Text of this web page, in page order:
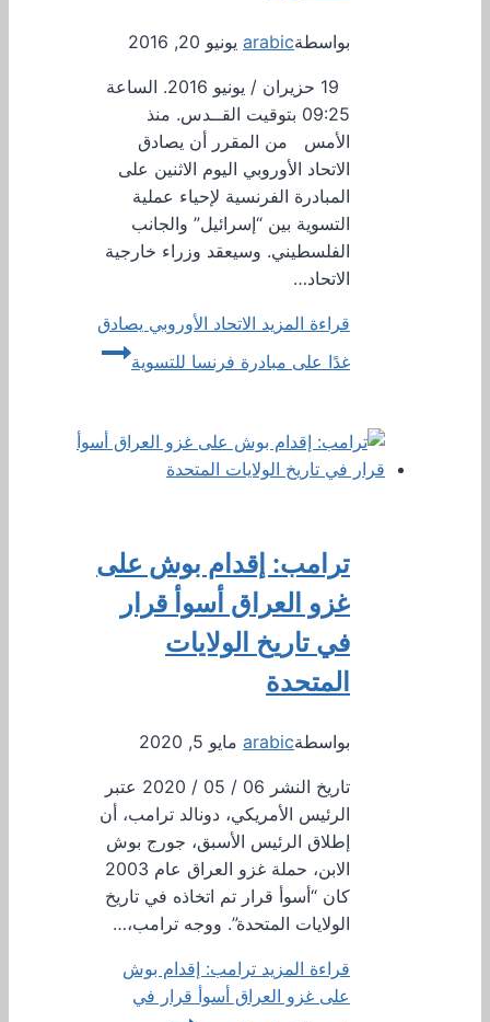
بواسطةarabic يونيو 20, 2016
19 حزيران / يونيو 2016. الساعة
09:25 بتوقيت القــدس. منذ
الأمس من المقرر أن يصادق
الاتحاد الأوروبي اليوم الاثنين على
المبادرة الفرنسية لإحياء عملية
التسوية بين “إسرائيل” والجانب
الفلسطيني. وسيعقد وزراء خارجية
الاتحاد…
قراءة المزيد الاتحاد الأوروبي يصادق
غدًا على مبادرة فرنسا للتسوية
ترامب: إقدام بوش على
غزو العراق أسوأ قرار
في تاريخ الولايات
المتحدة
بواسطةarabic مايو 5, 2020
تاريخ النشر 06 / 05 / 2020 عتبر
الرئيس الأمريكي، دونالد ترامب، أن
إطلاق الرئيس الأسبق، جورج بوش
الابن، حملة غزو العراق عام 2003
كان “أسوأ قرار تم اتخاذه في تاريخ
الولايات المتحدة”. ووجه ترامب،…
قراءة المزيد ترامب: إقدام بوش
على غزو العراق أسوأ قرار في